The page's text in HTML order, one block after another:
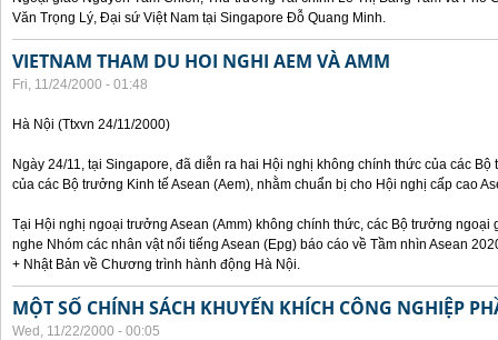
Văn Trọng Lý, Đại sứ Việt Nam tại Singapore Đỗ Quang Minh.
VIETNAM THAM DU HOI NGHI AEM VÀ AMM
Fri, 11/24/2000 - 01:48
Hà Nội (Ttxvn 24/11/2000)
Ngày 24/11, tại Singapore, đã diễn ra hai Hội nghị không chính thức của các
của các Bộ trưởng Kinh tế Asean (Aem), nhằm chuẩn bị cho Hội nghị cấp cao
Tại Hội nghị ngoại trưởng Asean (Amm) không chính thức, các Bộ trưởng ngoại
nghe Nhóm các nhân vật nổi tiếng Asean (Epg) báo cáo về Tầm nhìn Asean
+ Nhật Bản về Chương trình hành động Hà Nội.
MỘT SỐ CHÍNH SÁCH KHUYẾN KHÍCH CÔNG NGHIỆP
Wed, 11/22/2000 - 00:05